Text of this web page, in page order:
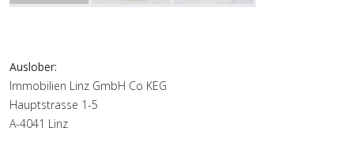
Auslober:
Immobilien Linz GmbH Co KEG
Hauptstrasse 1-5
A-4041 Linz